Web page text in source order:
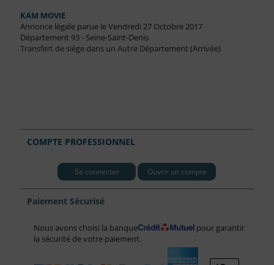
KAM MOVIE
Annonce légale parue le Vendredi 27 Octobre 2017
Département 93 - Seine-Saint-Denis
Transfert de siège dans un Autre Département (Arrivée)
COMPTE PROFESSIONNEL
Se connecter Ouvrir un compte
Paiement Sécurisé
Nous avons choisi la banque
pour garantir
la sécurité de votre paiement.